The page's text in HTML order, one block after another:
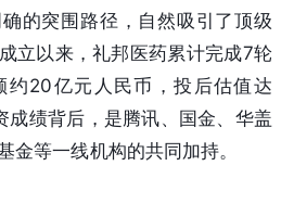
的突围路径，自然吸引了顶级
立以来，礼邦医药累计完成7轮
约20亿元人民币，投后估值达
成绩背后，是腾讯、国金、华盖
金等一线机构的共同加持。